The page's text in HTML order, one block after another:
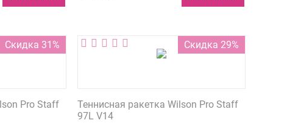
Скидка 31%
Pro Staff
Скидка 29%
Теннисная ракетка Wilson Pro Staff
97L V14